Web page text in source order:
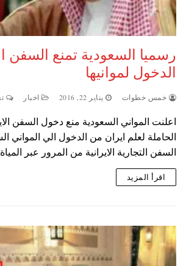
رسميا السعودية تمنع السفن
الدخول لموانيها
خمس خطوات يناير 22, 2016 اخبار
اعلنت المواني السعودية منع دخول السفن
الحاملة لعلم ايران من الدخول الي المواني
السفن التجارية الايرانية من المرور عبر
اقرأ المزيد